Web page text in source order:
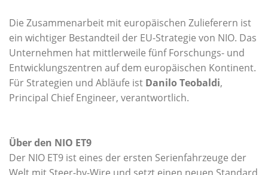
Die Zusammenarbeit mit europäischen Zulieferern ist
ein wichtiger Bestandteil der EU-Strategie von NIO. Das
Unternehmen hat mittlerweile fünf Forschungs- und
Entwicklungszentren auf dem europäischen Kontinent.
Für Strategien und Abläufe ist Danilo Teobaldi,
Principal Chief Engineer, verantwortlich.
Über den NIO ET9
Der NIO ET9 ist eines der ersten Serienfahrzeuge der